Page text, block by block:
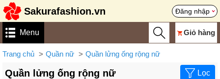
Sakurafashion.vn Đăng nhập
Menu Giỏ hàng
Trang chủ Quần nữ Quần lửng ống rộng nữ
Quần lửng ống rộng nữ Lọc